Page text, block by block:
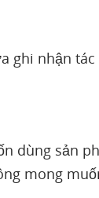
ghi nhận
dùng sản
mong